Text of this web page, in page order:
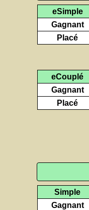
eSimple
Gagnant
Placé
eCouplé
Gagnant
Placé
Simple
Gagnant